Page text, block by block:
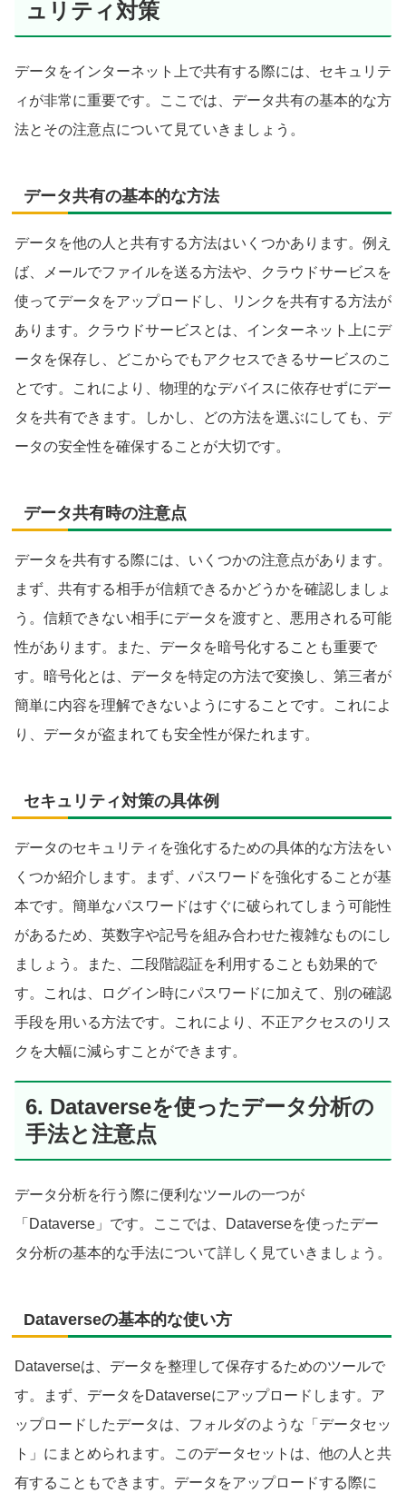
ュリティ対策
データをインターネット上で共有する際には、セキュリテ
ィが非常に重要です。ここでは、データ共有の基本的な方
法とその注意点について見ていきましょう。
データ共有の基本的な方法
データを他の人と共有する方法はいくつかあります。例え
ば、メールでファイルを送る方法や、クラウドサービスを
使ってデータをアップロードし、リンクを共有する方法が
あります。クラウドサービスとは、インターネット上にデ
ータを保存し、どこからでもアクセスできるサービスのこ
とです。これにより、物理的なデバイスに依存せずにデー
タを共有できます。しかし、どの方法を選ぶにしても、デ
ータの安全性を確保することが大切です。
データ共有時の注意点
データを共有する際には、いくつかの注意点があります。
まず、共有する相手が信頼できるかどうかを確認しましょ
う。信頼できない相手にデータを渡すと、悪用される可能
性があります。また、データを暗号化することも重要で
す。暗号化とは、データを特定の方法で変換し、第三者が
簡単に内容を理解できないようにすることです。これによ
り、データが盗まれても安全性が保たれます。
セキュリティ対策の具体例
データのセキュリティを強化するための具体的な方法をい
くつか紹介します。まず、パスワードを強化することが基
本です。簡単なパスワードはすぐに破られてしまう可能性
があるため、英数字や記号を組み合わせた複雑なものにし
ましょう。また、二段階認証を利用することも効果的で
す。これは、ログイン時にパスワードに加えて、別の確認
手段を用いる方法です。これにより、不正アクセスのリス
クを大幅に減らすことができます。
6. Dataverseを使ったデータ分析の
手法と注意点
データ分析を行う際に便利なツールの一つが
「Dataverse」です。ここでは、Dataverseを使ったデー
タ分析の基本的な手法について詳しく見ていきましょう。
Dataverseの基本的な使い方
Dataverseは、データを整理して保存するためのツールで
す。まず、データをDataverseにアップロードします。ア
ップロードしたデータは、フォルダのような「データセッ
ト」にまとめられます。このデータセットは、他の人と共
有することもできます。データをアップロードする際に